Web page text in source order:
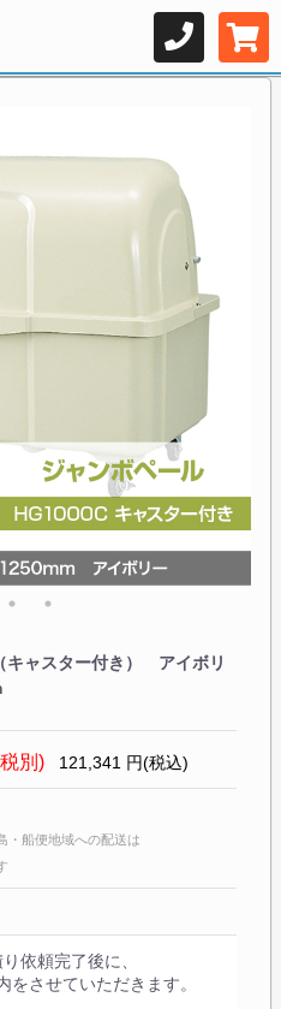
キャスター付き） アイボリ
別) 121,341 円(税込)
・船便地域への配送は
依頼完了後に、
をさせていただきます。